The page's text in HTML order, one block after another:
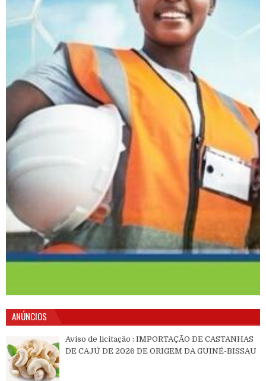
ANÚNCIOS
Aviso de licitação : IMPORTAÇÃO DE CASTANHAS
DE CAJÚ DE 2026 DE ORIGEM DA GUINÉ-BISSAU